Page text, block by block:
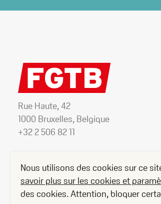
Rue Haute, 42
1000 Bruxelles, Belgique
+32 2 506 82 11
Nous utilisons des cookies sur ce
savoir plus sur les cookies et
des cookies. Attention, bloquer